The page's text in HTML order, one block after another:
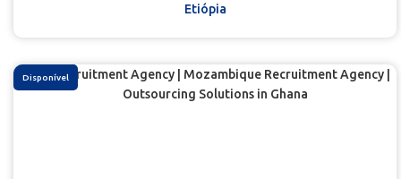
Etiópia
Disponível